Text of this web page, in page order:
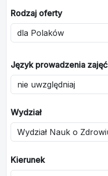
Rodzaj oferty
Język prowadzenia zajęć
Wydział
Kierunek